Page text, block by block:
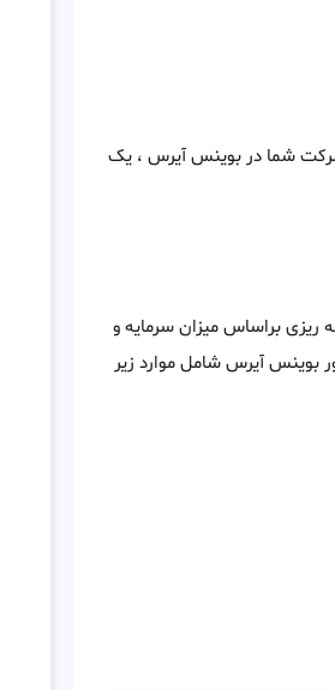
شما در بوينس آيرس ، یک
ریزی براساس میزان سرمایه و
بوينس آيرس شامل موارد زیر